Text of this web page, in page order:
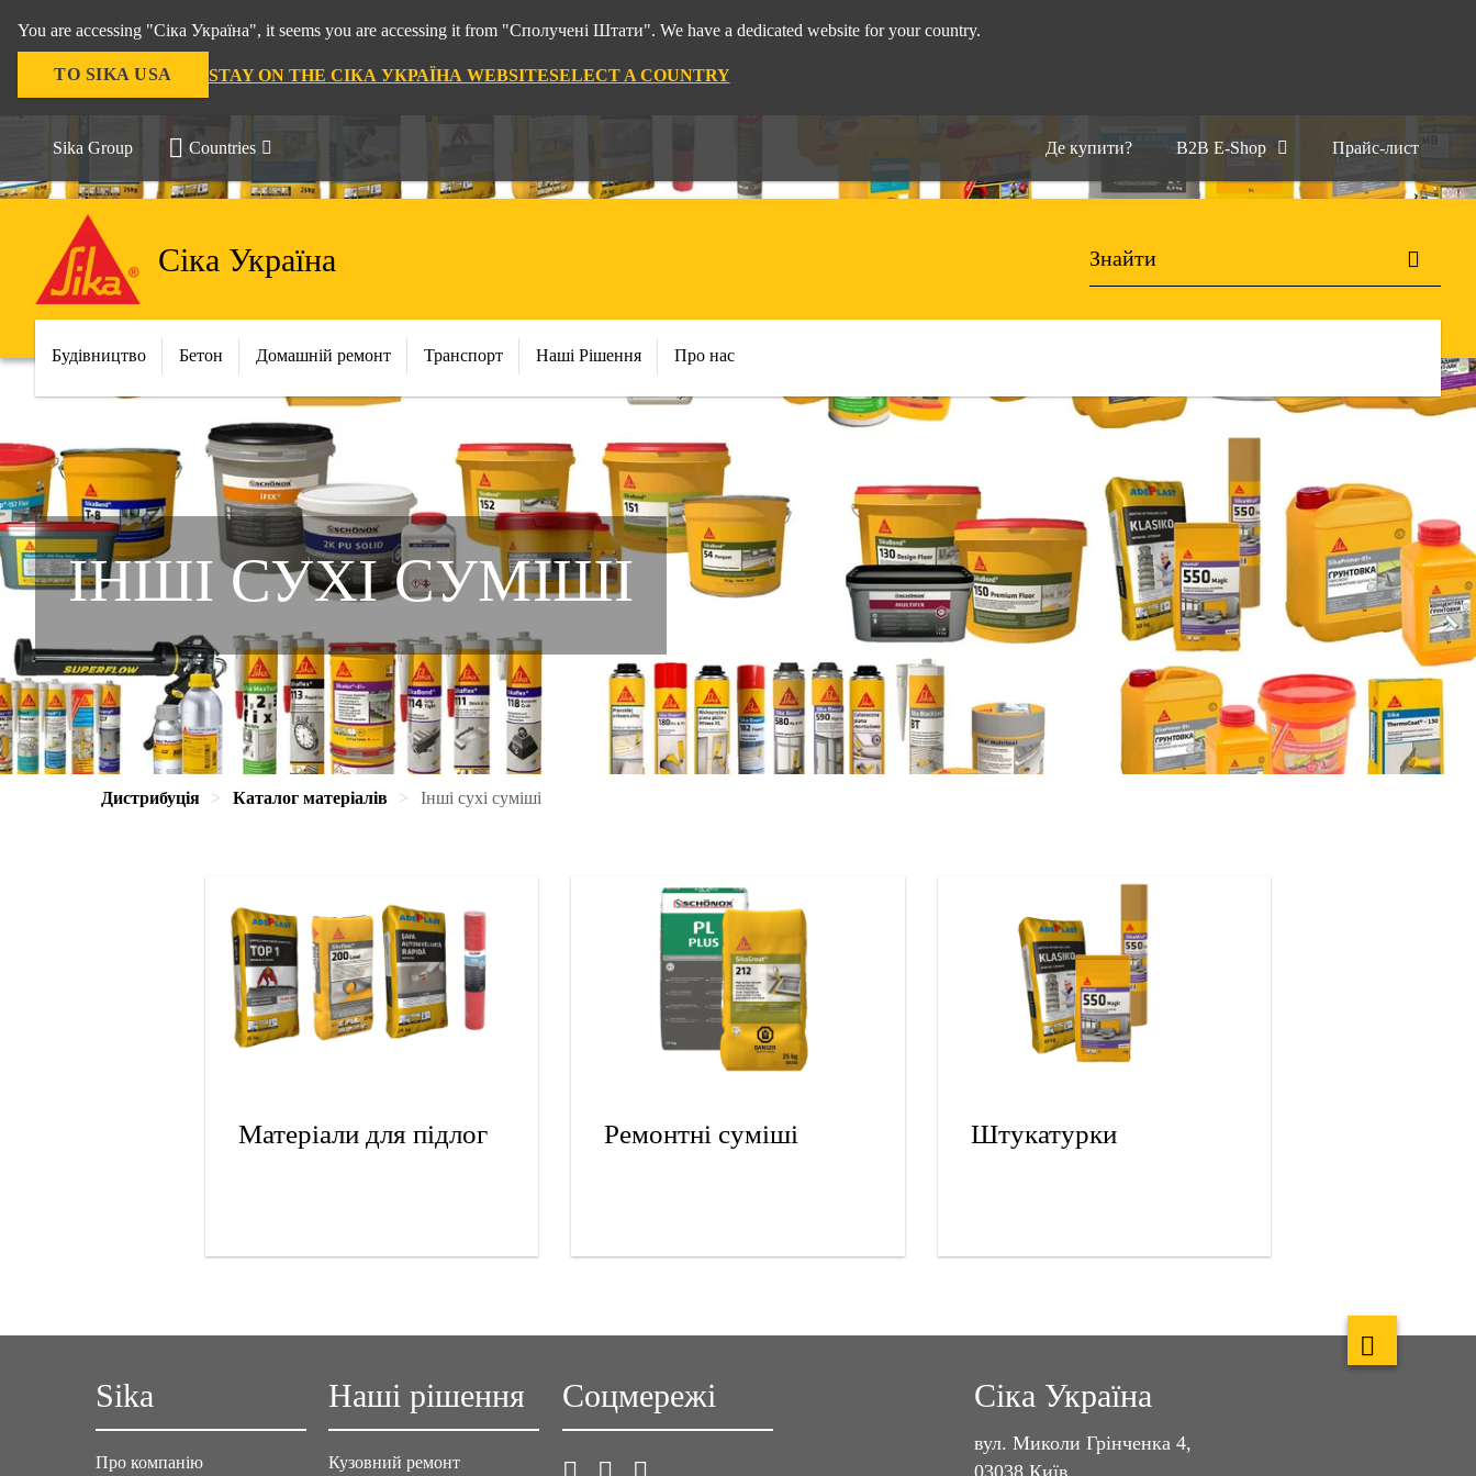
You are accessing "Сіка Україна", it seems you are accessing it from "Сполучені Штати". We have a dedicated website for your country.
TO SIKA USA STAY ON THE СІКА УКРАЇНА WEBSITESELECT A COUNTRY
Sika Group Countries Де купити? B2B E-Shop Прайс-лист
Сіка Україна
Будівництво Бетон Домашній ремонт Транспорт Наші Рішення Про нас
ІНШІ СУХІ СУМІШІ
Дистрибуція Каталог матеріалів Інші сухі суміші
Матеріали для підлог Ремонтні суміші Штукатурки
Sika
Про компанію
Наші рішення
Кузовний ремонт
Соцмережі Сіка Україна
вул. Миколи Грінченка 4,
03038 Київ